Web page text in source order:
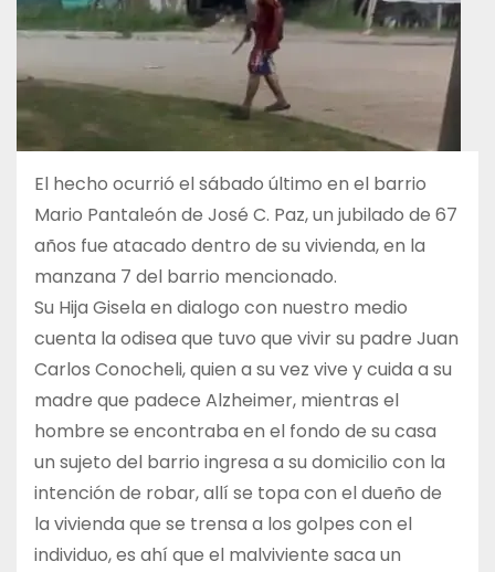
El hecho ocurrió el sábado último en el barrio
Mario Pantaleón de José C. Paz, un jubilado de 67
años fue atacado dentro de su vivienda, en la
manzana 7 del barrio mencionado.
Su Hija Gisela en dialogo con nuestro medio
cuenta la odisea que tuvo que vivir su padre Juan
Carlos Conocheli, quien a su vez vive y cuida a su
madre que padece Alzheimer, mientras el
hombre se encontraba en el fondo de su casa
un sujeto del barrio ingresa a su domicilio con la
intención de robar, allí se topa con el dueño de
la vivienda que se trensa a los golpes con el
individuo, es ahí que el malviviente saca un